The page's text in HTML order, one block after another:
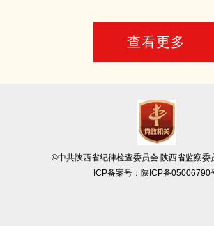
查看更多
©中共陕西省纪律检查委员会 陕西省监察委
ICP备案号： 陕ICP备05006790